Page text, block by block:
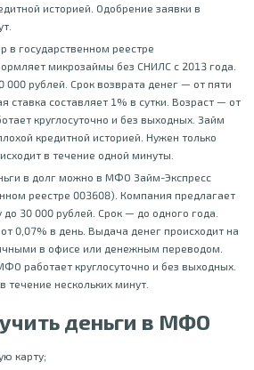
историей. Одобрение заявки в
государственном реестре
микрозаймы без СНИЛС с 2013 года.
рублей. Срок возврата денег — от пяти
ставка составляет 1% в сутки. Возраст — от
круглосуточно и без выходных. Займ
кредитной историей. Нужен только
в течение одной минуты.
в долг можно в МФО Займ-Экспресс
реестре 003608). Компания предлагает
30 000 рублей. Срок — до одного года.
0,07% в день. Выдача денег происходит на
в офисе или денежным переводом.
работает круглосуточно и без выходных.
течение нескольких минут.
деньги в МФО
карту;